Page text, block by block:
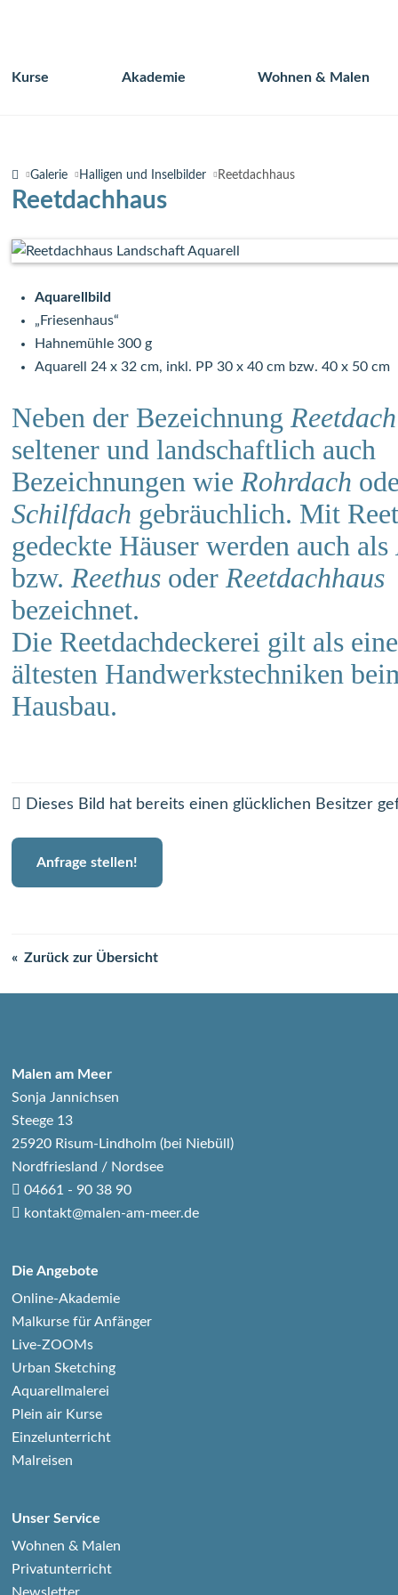
Navigation
Kurse Akademie Wohnen & Malen
Galerie Halligen und Inselbilder Reetdachhaus
Reetdachhaus
Aquarellbild
„Friesenhaus“
Hahnemühle 300 g
Aquarell 24 x 32 cm, inkl. PP 30 x 40 cm bzw. 40 x 50 cm
Neben der Bezeichnung Reetdach
seltener und landschaftlich auch
Bezeichnungen wie Rohrdach
Schilfdach gebräuchlich. Mit Reet
gedeckte Häuser werden auch als
bzw. Reethus oder Reetdachhaus
bezeichnet.
Die Reetdachdeckerei gilt als
ältesten Handwerkstechniken
Hausbau.
Dieses Bild hat bereits einen glücklichen Besitzer
Anfrage stellen!
Zurück zur Übersicht
Malen am Meer
Sonja Jannichsen
Steege 13
25920 Risum-Lindholm (bei Niebüll)
Nordfriesland / Nordsee
04661 - 90 38 90
kontakt@malen-am-meer.de
Die Angebote
Online-Akademie
Malkurse für Anfänger
Live-ZOOMs
Urban Sketching
Aquarellmalerei
Plein air Kurse
Einzelunterricht
Malreisen
Unser Service
Wohnen & Malen
Privatunterricht